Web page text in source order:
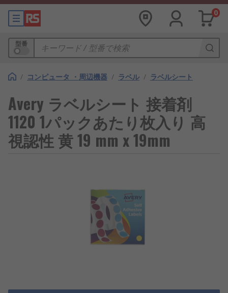
0
型番
/ コンピュータ ・周辺機器 / ラベル / ラベルシート
Avery ラベルシート 接着剤
1120 1パックあたり枚入り 高
視認性 黄 19 mm x 19mm